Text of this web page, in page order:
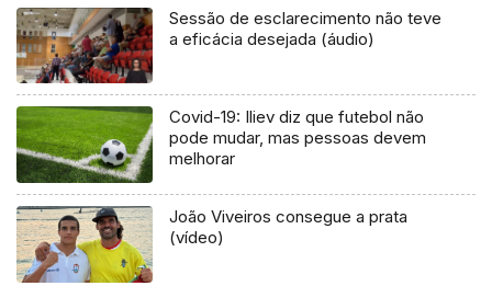
Sessão de esclarecimento não teve
a eficácia desejada (áudio)
Covid-19: Iliev diz que futebol não
pode mudar, mas pessoas devem
melhorar
João Viveiros consegue a prata
(vídeo)